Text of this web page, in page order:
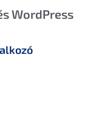
WordPress